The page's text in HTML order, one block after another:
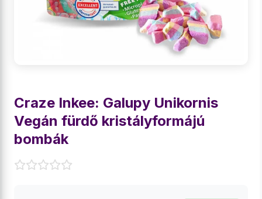
Craze Inkee: Galupy Unikornis
Vegán fürdő kristályformájú
bombák